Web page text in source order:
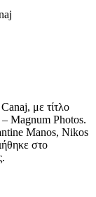
με τίτλο
Magnum Photos.
Manos, Nikos
στο